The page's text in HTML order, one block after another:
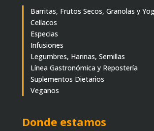
Barritas, Frutos Secos, Granolas y
Celíacos
Especias
Infusiones
Legumbres, Harinas, Semillas
Línea Gastronómica y Repostería
Suplementos Dietarios
Veganos
Donde estamos